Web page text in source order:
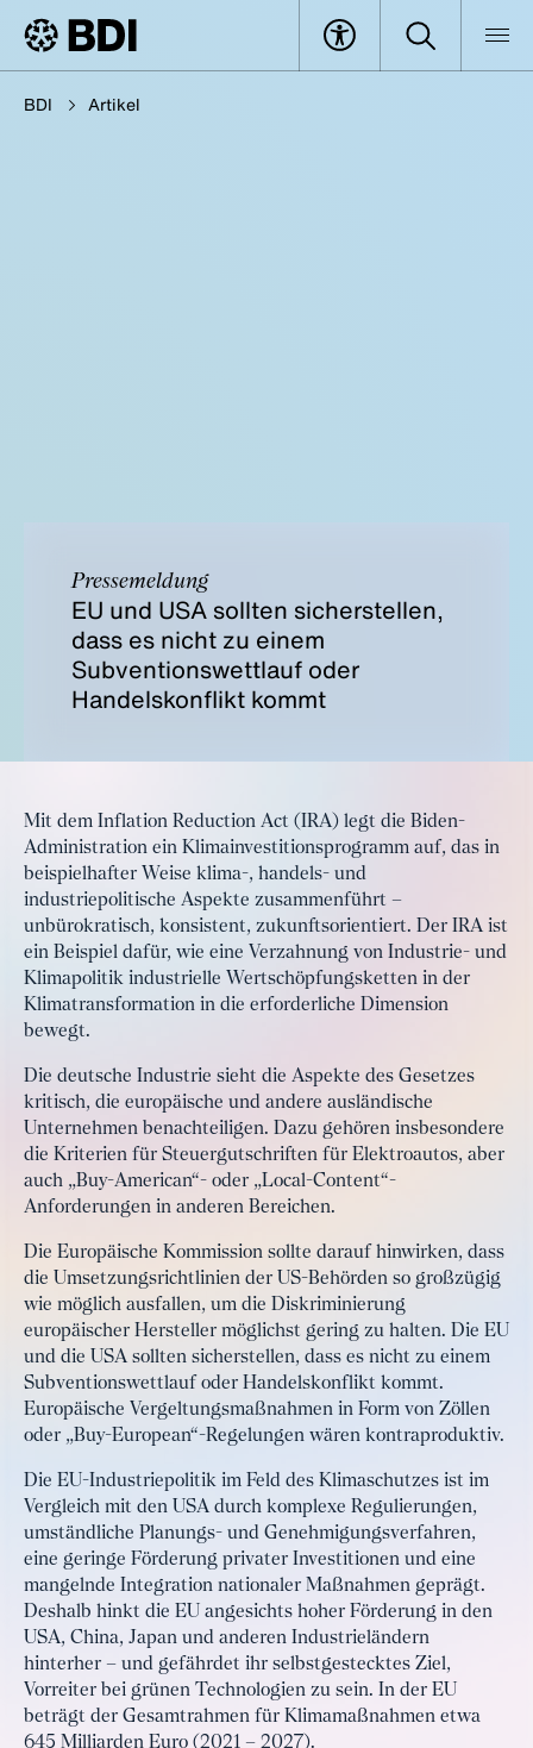
BDI Artikel
Pressemeldung
EU und USA sollten sicherstellen,
dass es nicht zu einem
Subventionswettlauf oder
Handelskonflikt kommt
Mit dem Inflation Reduction Act (IRA) legt die Biden-
Administration ein Klimainvestitionsprogramm auf, das in
beispielhafter Weise klima-, handels- und
industriepolitische Aspekte zusammenführt –
unbürokratisch, konsistent, zukunftsorientiert. Der IRA ist
ein Beispiel dafür, wie eine Verzahnung von Industrie- und
Klimapolitik industrielle Wertschöpfungsketten in der
Klimatransformation in die erforderliche Dimension
bewegt.
Die deutsche Industrie sieht die Aspekte des Gesetzes
kritisch, die europäische und andere ausländische
Unternehmen benachteiligen. Dazu gehören insbesondere
die Kriterien für Steuergutschriften für Elektroautos, aber
auch „Buy-American“- oder „Local-Content“-
Anforderungen in anderen Bereichen.
Die Europäische Kommission sollte darauf hinwirken, dass
die Umsetzungsrichtlinien der US-Behörden so großzügig
wie möglich ausfallen, um die Diskriminierung
europäischer Hersteller möglichst gering zu halten. Die EU
und die USA sollten sicherstellen, dass es nicht zu einem
Subventionswettlauf oder Handelskonflikt kommt.
Europäische Vergeltungsmaßnahmen in Form von Zöllen
oder „Buy-European“-Regelungen wären kontraproduktiv.
Die EU-Industriepolitik im Feld des Klimaschutzes ist im
Vergleich mit den USA durch komplexe Regulierungen,
umständliche Planungs- und Genehmigungsverfahren,
eine geringe Förderung privater Investitionen und eine
mangelnde Integration nationaler Maßnahmen geprägt.
Deshalb hinkt die EU angesichts hoher Förderung in den
USA, China, Japan und anderen Industrieländern
hinterher – und gefährdet ihr selbstgestecktes Ziel,
Vorreiter bei grünen Technologien zu sein. In der EU
beträgt der Gesamtrahmen für Klimamaßnahmen etwa
645 Milliarden Euro (2021 – 2027).